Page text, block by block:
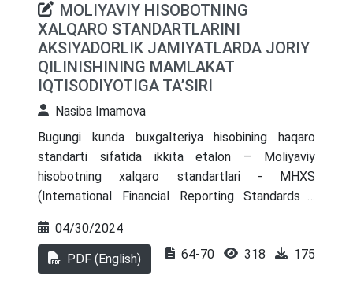
toʻgʻrisida»gi 2020-yil 24-fevraldagi PQ-4611 qarori
yurtimizda MHXSni rivojlantirish uchun muhim
asos bo‘lganligi haqida keltirib o‘tiladi .
MOLIYAVIY HISOBOTNING
XALQARO STANDARTLARINI
AKSIYADORLIK JAMIYATLARDA JORIY
QILINISHINING MAMLAKAT
IQTISODIYOTIGA TA’SIRI
Nasiba Imamova
Bugungi kunda buxgalteriya hisobining haqaro
standarti sifatida ikkita etalon – Moliyaviy
hisobotning xalqaro standartlari - MHXS
(International Financial Reporting Standards -
umumqabul qilingan qoidalari - BHUQ (Generally
Accepted Accounting Principles - GAAP) tan
olinmoqda. Tahlillarga ko‘ra, jahonda MHXS haqida
04/30/2024
PDF (English) 64-70 318 175